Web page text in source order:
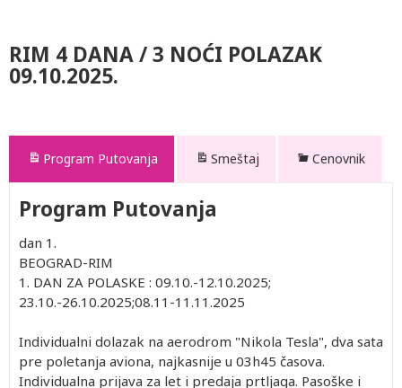
RIM 4 DANA / 3 NOĆI POLAZAK
09.10.2025.
Program Putovanja Smeštaj Cenovnik
Program Putovanja
dan 1.
BEOGRAD-RIM
1. DAN ZA POLASKE : 09.10.-12.10.2025;
23.10.-26.10.2025;08.11-11.11.2025
Individualni dolazak na aerodrom "Nikola Tesla", dva sata
pre poletanja aviona, najkasnije u 03h45 časova.
Individualna prijava za let i predaja prtljaga. Pasoške i